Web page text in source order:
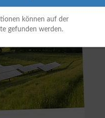
können auf der
gefunden werden.